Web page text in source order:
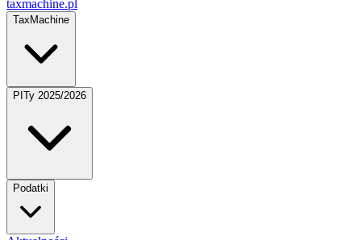
taxmachine.pl
TaxMachine
PITy 2025/2026
Podatki